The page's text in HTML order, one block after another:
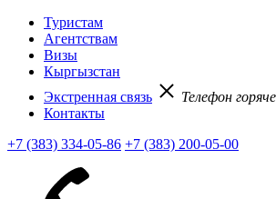
Туристам
Агентствам
Визы
Кыргызстан
Экстренная связь
Телефон
Контакты
+7 (383) 334-05-86 +7 (383) 200-05-00